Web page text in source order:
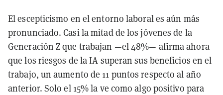
El escepticismo en el entorno laboral es aún más
pronunciado. Casi la mitad de los jóvenes de la
Generación Z que trabajan —el 48%— afirma ahora
que los riesgos de la IA superan sus beneficios en el
trabajo, un aumento de 11 puntos respecto al año
anterior. Solo el 15% la ve como algo positivo para